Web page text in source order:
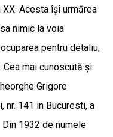
Acesta îşi urmărea
nimic la voia
pentru detaliu,
mai cunoscută şi
Grigore
nr. 141 in Bucuresti, a
1932 de numele